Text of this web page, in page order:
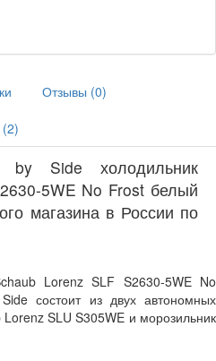
Отзывы (0)
2)
by Side холодильник
5WE No Frost белый
магазина в России по
Lorenz SLF S2630-5WE No
состоит из двух автономных
SLU S305WE и морозильник